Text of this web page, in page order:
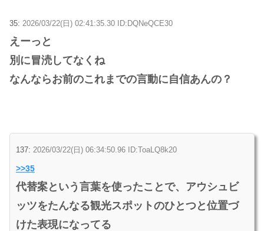
35: 2026/03/22(日) 02:41:35.30 ID:DQNeQCE30
えーっと
別に冒涜してなくね
なんならお前のこれまでの言動に自信あんの？
137: 2026/03/22(日) 06:34:50.96 ID:ToaLQ8k20
>>35
代替案という言葉を使ったことで、アウシュビ
ッツをたんなる観光スポットのひとつと位置づ
けた表現になってる